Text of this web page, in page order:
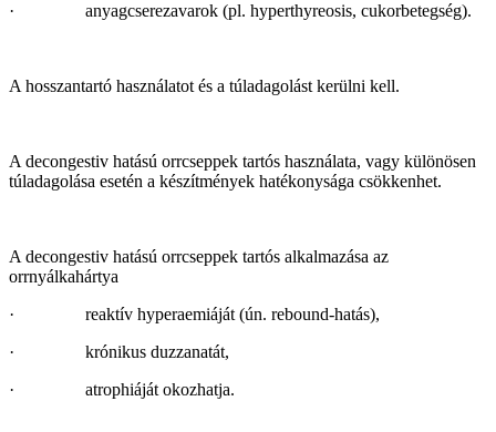
· anyagcserezavarok (pl. hyperthyreosis, cukorbetegség).
A hosszantartó használatot és a túladagolást kerülni kell.
A decongestiv hatású orrcseppek tartós használata, vagy különösen
túladagolása esetén a készítmények hatékonysága csökkenhet.
A decongestiv hatású orrcseppek tartós alkalmazása az
orrnyálkahártya
· reaktív hyperaemiáját (ún. rebound‑hatás),
· krónikus duzzanatát,
· atrophiáját okozhatja.